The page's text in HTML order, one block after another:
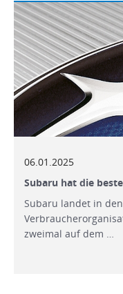
06.01.2025
Subaru hat die
Subaru landet in
zweimal auf dem …